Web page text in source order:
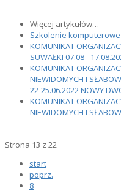
Więcej artykułów…
Szkolenie
KOMUNIKAT
SUWAŁKI 07.08 -
KOMUNIKAT
NIEWIDOMYCH I
22-25.06.2022 NOWY
KOMUNIKAT
NIEWIDOMYCH I
Strona 13 z 22
start
poprz.
8